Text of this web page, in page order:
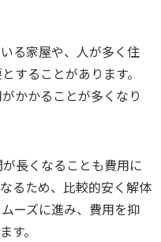
る家屋や、人が多く住
することがあります。
かかることが多くなり
長くなることも費用に
るため、比較的安く解体
ーズに進み、費用を抑
す。